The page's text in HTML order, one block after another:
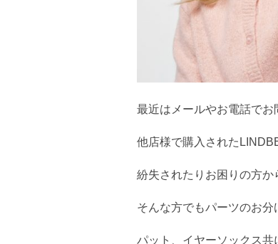
最近はメールやお電話でお
他店様で購入された
紛失されたりお困りの方か
そんな方でもパーツのお分
パット、イヤーソックス